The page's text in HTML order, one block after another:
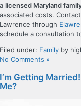
a licensed Maryland
associated costs.
Lawrence through
schedule a consultation
Filed under: Family by
No Comments »
I’m Getting
Me?